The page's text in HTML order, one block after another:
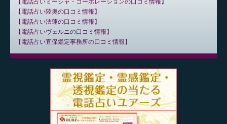
電話占いミーシャ・コーポレーションの口コミ情報
電話占い陸奥の口コミ情報
電話占い法蓮の口コミ情報
電話占いヴェルニの口コミ情報
電話占い宜保鑑定事務所の口コミ情報